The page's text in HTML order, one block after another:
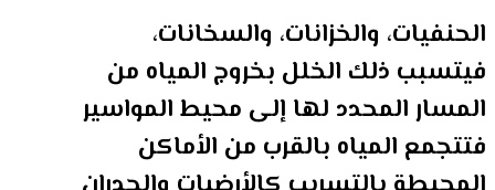
الحنفيات، والخزانات، والسخانات،
فيتسبب ذلك الخلل بخروج المياه من
المسار المحدد لها إلى محيط المواسير
فتتجمع المياه بالقرب من الأماكن